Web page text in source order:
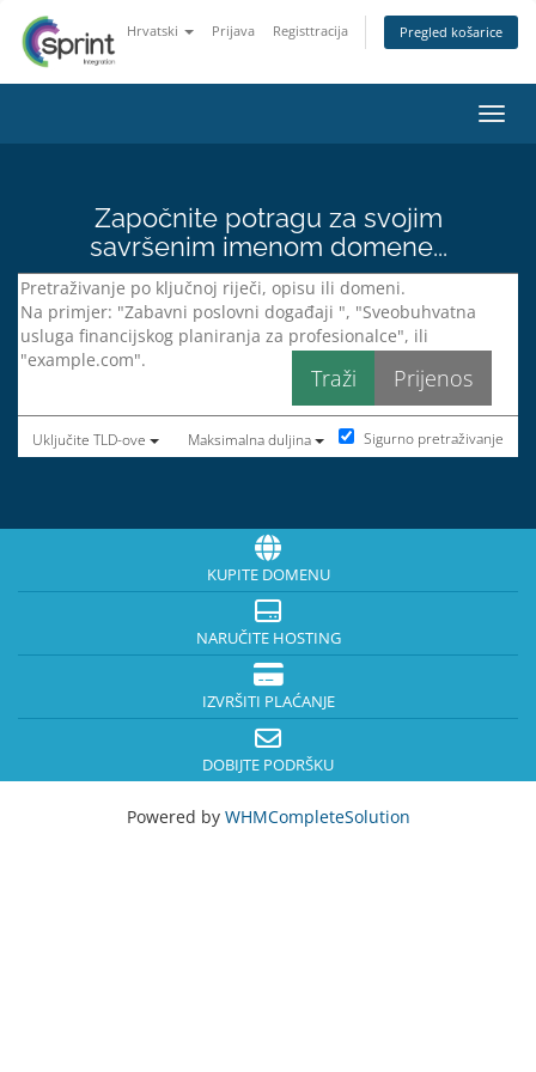
Hrvatski Prijava Registtracija Pregled košarice
Započnite potragu za svojim
savršenim imenom domene...
Uključite TLD-ove Maksimalna duljina Sigurno pretraživanje
KUPITE DOMENU
NARUČITE HOSTING
IZVRŠITI PLAĆANJE
DOBIJTE PODRŠKU
Powered by WHMCompleteSolution